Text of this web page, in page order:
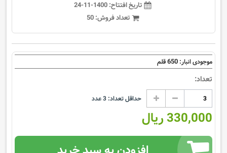
تاریخ افتتاح:1400-11-24
تعداد فروش:50
موجودی انبار: 650قلم
تعداد:
حداقل تعداد: 3عدد
330,000 ریال